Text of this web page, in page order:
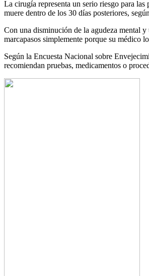
La cirugía representa un serio riesgo para
muere dentro de los 30 días posteriores,
Con una disminución de la agudeza mental
marcapasos simplemente porque su médico
Según la Encuesta Nacional sobre
recomiendan pruebas, medicamentos o